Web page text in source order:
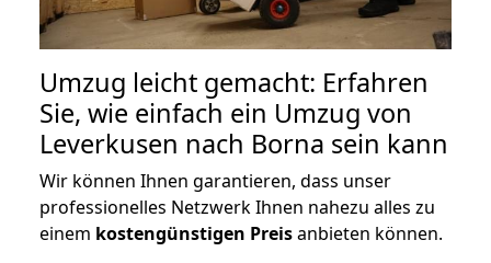
Umzug leicht gemacht: Erfahren
Sie, wie einfach ein Umzug von
Leverkusen nach Borna sein kann
Wir können Ihnen garantieren, dass unser
professionelles Netzwerk Ihnen nahezu alles zu
einem kostengünstigen Preisanbieten können.